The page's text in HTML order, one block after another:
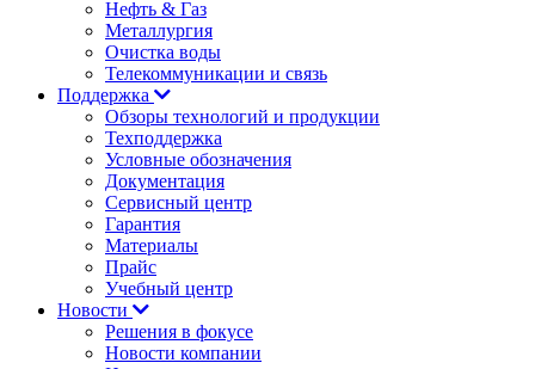
Нефть & Газ
Металлургия
Очистка воды
Телекоммуникации и связь
Поддержка
Обзоры технологий и продукции
Техподдержка
Условные обозначения
Документация
Сервисный центр
Гарантия
Материалы
Прайс
Учебный центр
Новости
Решения в фокусе
Новости компании